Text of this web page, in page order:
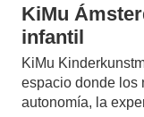
KiMu
infantil
KiMu
espacio donde los
autonomía, la